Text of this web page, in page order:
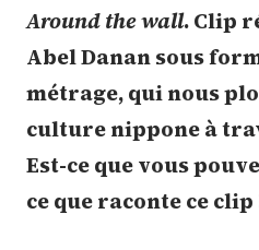
Around the wall. Clip
Abel Danan sous
métrage, qui nous
culture nippone à
Est-ce que vous
ce que raconte ce clip